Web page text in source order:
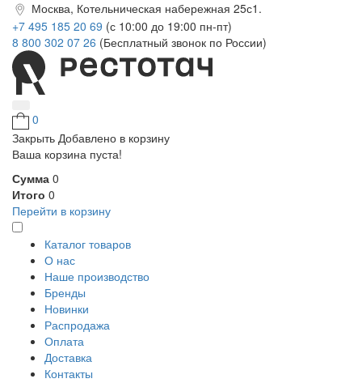
Москва, Котельническая набережная 25с1.
+7 495 185 20 69 (с 10:00 до 19:00 пн-пт)
8 800 302 07 26 (Бесплатный звонок по России)
0
Закрыть Добавлено в корзину
Ваша корзина пуста!
Сумма 0
Итого 0
Перейти в корзину
Каталог товаров
О нас
Наше производство
Бренды
Новинки
Распродажа
Оплата
Доставка
Контакты